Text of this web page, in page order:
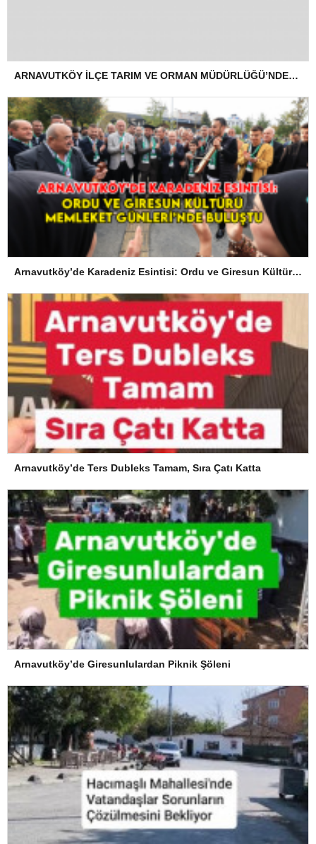
ARNAVUTKÖY İLÇE TARIM VE ORMAN MÜDÜRLÜĞÜ’NDEN İLANEN TEBLİGAT
Arnavutköy’de Karadeniz Esintisi: Ordu ve Giresun Kültürü Memleket Günleri’nde Buluştu
Arnavutköy’de Ters Dubleks Tamam, Sıra Çatı Katta
Arnavutköy’de Giresunlulardan Piknik Şöleni